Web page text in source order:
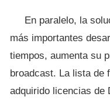
En paralelo, la
más importantes
tiempos, aumenta su
broadcast. La lista de
adquirido licencias de